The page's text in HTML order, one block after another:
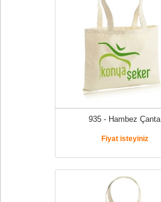
935 - Hambez Çanta
Fiyat isteyiniz